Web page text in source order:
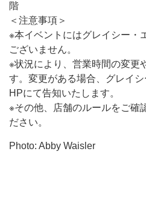
階
＜注意事項＞
※本イベントにはグレイシー・
ございません。
※状況により、営業時間の変更
す。変更がある場合、グレイ
HPにて告知いたします。
※その他、店舗のルールをご確
ださい。
Photo: Abby Waisler